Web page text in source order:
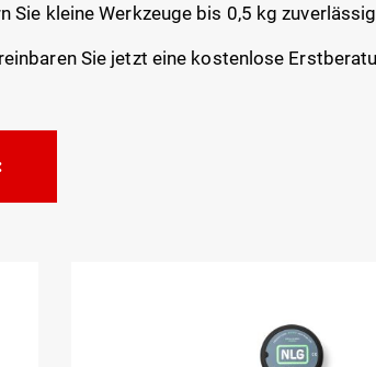
Sie kleine Werkzeuge bis 0,5 kg
Sie jetzt eine kostenlose